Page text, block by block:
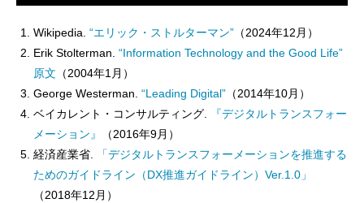
Wikipedia. “エリック・ストルターマン” （2024年12月）
Erik Stolterman. “Information Technology and the Good Life”
原文 （2004年1月）
George Westerman. “Leading Digital” （2014年10月）
ベイカレント・コンサルティング.
『デジタルトランスフォー
メーション』
（2016年9月）
経済産業省.
「デジタルトランスフォーメーションを推進する
ためのガイドライン（DX推進ガイドライン）Ver.1.0」
（2018年12月）